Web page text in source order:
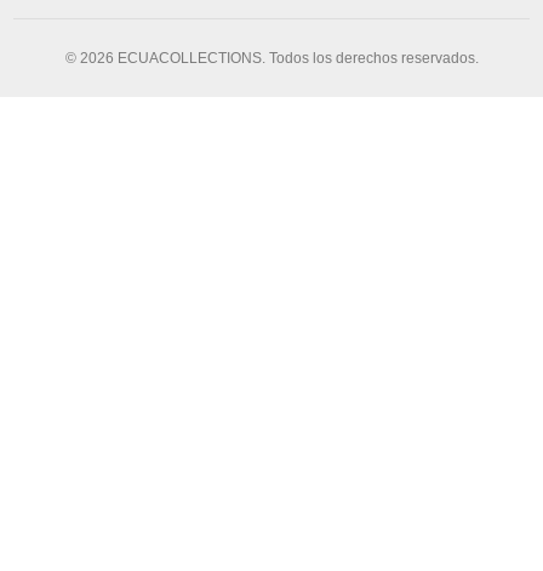
© 2026 ECUACOLLECTIONS. Todos los derechos reservados.